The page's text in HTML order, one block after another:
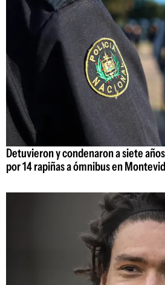
Detuvieron y condenaron a siete
por 14 rapiñas a ómnibus en